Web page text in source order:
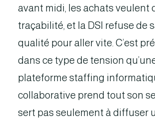
avant midi, les achats veulent
traçabilité, et la DSI refuse de
qualité pour aller vite. C’est
dans ce type de tension
plateforme staffing
collaborative prend tout son
sert pas seulement à diffuser